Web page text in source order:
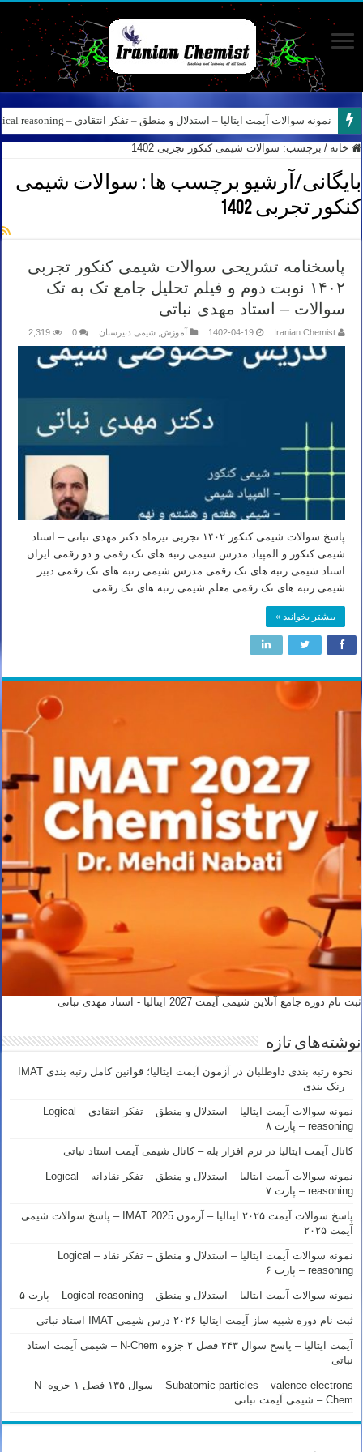
نمونه سوالات آیمت ایتالیا – استدلال و منطق – تفکر انتقادی – Logical reasoning – پارت ۸
خانه / برچسب: سوالات شیمی کنکور تجربی 1402
بایگانی/آرشیو برچسب ها : سوالات شیمی
کنکور تجربی 1402
پاسخنامه تشریحی سوالات شیمی کنکور تجربی
۱۴۰۲ نوبت دوم و فیلم تحلیل جامع تک به تک
سوالات – استاد مهدی نباتی
Iranian Chemist
1402-04-19 آموزش شیمی دبیرستان 0
2,319
پاسخ سوالات شیمی کنکور ۱۴۰۲ تجربی تیرماه دکتر مهدی نباتی – استاد
شیمی کنکور و المپیاد مدرس شیمی رتبه های تک رقمی و دو رقمی ایران
استاد شیمی رتبه های تک رقمی مدرس شیمی رتبه های تک رقمی دبیر
شیمی رتبه های تک رقمی معلم شیمی رتبه های تک رقمی …
بیشتر بخوانید »
ثبت نام دوره جامع آنلاین شیمی آیمت 2027 ایتالیا - استاد مهدی نباتی
نوشته‌های تازه
نحوه رتبه بندی داوطلبان در آزمون آیمت ایتالیا؛ قوانین کامل رتبه بندی IMAT
– رنک بندی
نمونه سوالات آیمت ایتالیا – استدلال و منطق – تفکر انتقادی – Logical
reasoning – پارت ۸
کانال آیمت ایتالیا در نرم افزار بله – کانال شیمی آیمت استاد نباتی
نمونه سوالات آیمت ایتالیا – استدلال و منطق – تفکر نقادانه – Logical
reasoning – پارت ۷
پاسخ سوالات آیمت ۲۰۲۵ ایتالیا – آزمون IMAT 2025 – پاسخ سوالات شیمی
آیمت ۲۰۲۵
نمونه سوالات آیمت ایتالیا – استدلال و منطق – تفکر نقاد – Logical
reasoning – پارت ۶
نمونه سوالات آیمت ایتالیا – استدلال و منطق – Logical reasoning – پارت ۵
ثبت نام دوره شبیه ساز آیمت ایتالیا ۲۰۲۶ درس شیمی IMAT استاد نباتی
آیمت ایتالیا – پاسخ سوال ۲۴۳ فصل ۲ جزوه N-Chem – شیمی آیمت استاد
نباتی
Subatomic particles – valence electrons – سوال ۱۳۵ فصل ۱ جزوه N-
Chem – شیمی آیمت نباتی